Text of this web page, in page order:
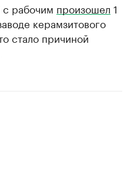
с рабочим произошел 1
керамзитового
стало причиной